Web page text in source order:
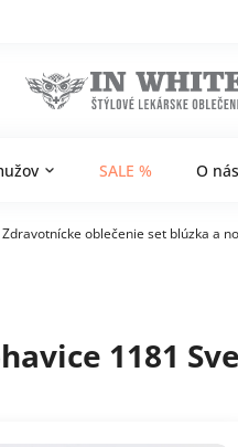
SALE % O nás
Zdravotnícke oblečenie set blúzka a
1181